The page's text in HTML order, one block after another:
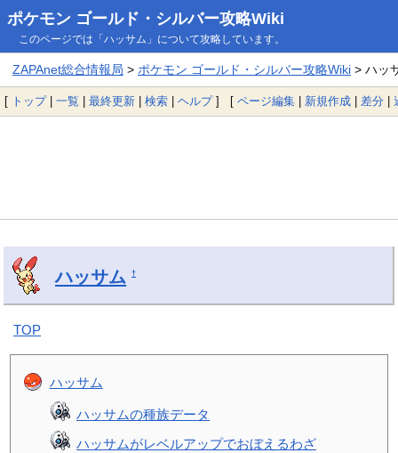
ポケモン ゴールド・シルバー攻略Wiki
このページでは「ハッサム」について攻略しています。
ZAPAnet総合情報局 > ポケモン ゴールド・シルバー攻略Wiki> ハッ
[ トップ| 一覧 | 最終更新 | 検索 | ヘルプ] [ ページ編集 | 新規作成 | 差分 |
ハッサム †
TOP
ハッサム
ハッサムの種族データ
ハッサムがレベルアップでおぼえるわざ